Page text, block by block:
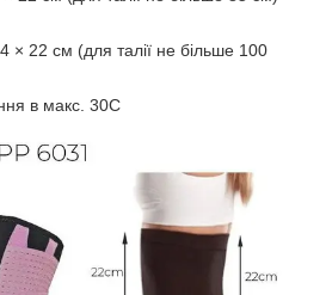
× 22 см (для талії не більше 100
в макс. 30C